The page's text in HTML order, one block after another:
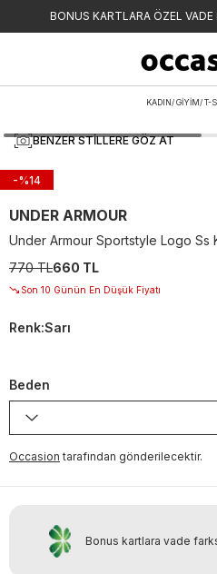
BONUS KARTLARA ÖZEL
KADIN/ GİYİM/ T-
BENZER STILLERE GÖZ AT
-%14
UNDER ARMOUR
Under Armour Sportstyle Logo Ss
770 TL660 TL
Son 10 Günün En Düşük Fiyatı
Renk:Sarı
Beden
Occasion tarafından gönderilecektir.
Bonus kartlara vade